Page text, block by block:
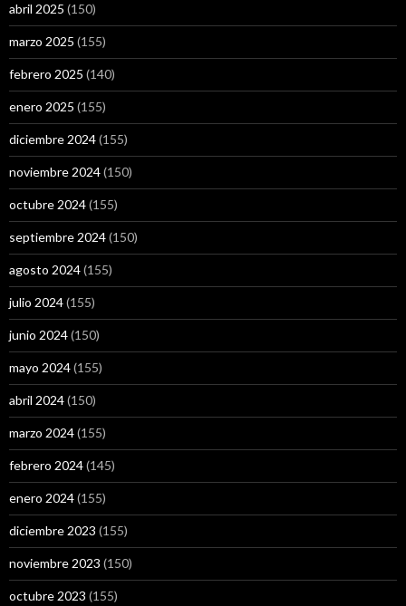
abril 2025 (150)
marzo 2025 (155)
febrero 2025 (140)
enero 2025 (155)
diciembre 2024(155)
noviembre 2024(150)
octubre 2024(155)
septiembre 2024(150)
agosto 2024(155)
julio 2024(155)
junio 2024(150)
mayo 2024(155)
abril 2024(150)
marzo 2024(155)
febrero 2024(145)
enero 2024(155)
diciembre 2023 (155)
noviembre 2023 (150)
octubre 2023 (155)